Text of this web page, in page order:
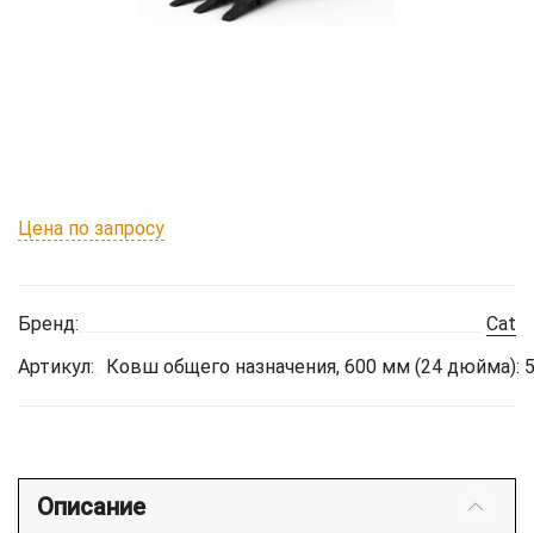
Цена по запросу
Бренд:
Cat
Артикул:
Ковш общего назначения, 600 мм (24 дюйма):
Описание